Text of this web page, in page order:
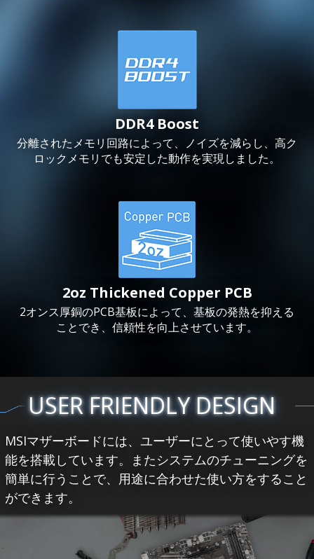
DDR4 Boost
分離されたメモリ回路によって、ノイズを減らし、高ク
ロックメモリでも安定した動作を実現しました。
2oz Thickened Copper PCB
2オンス厚銅のPCB基板によって、基板の発熱を抑える
ことでき、信頼性を向上させています。
USER FRIENDLY DESIGN
MSIマザーボードには、ユーザーにとって使いやす機
能を搭載しています。またシステムのチューニングを
簡単に行うことで、用途に合わせた使い方をすること
ができます。